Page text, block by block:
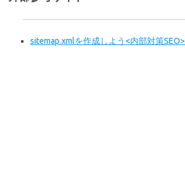
sitemap.xmlを作成しよう<内部対策SEO>